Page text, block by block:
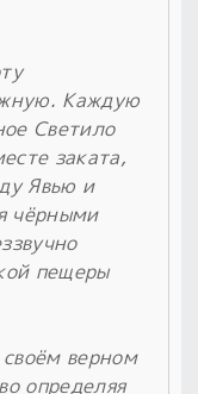
Каждую
Светило
заката,
Явью и
чёрными
пещеры
верном
определяя